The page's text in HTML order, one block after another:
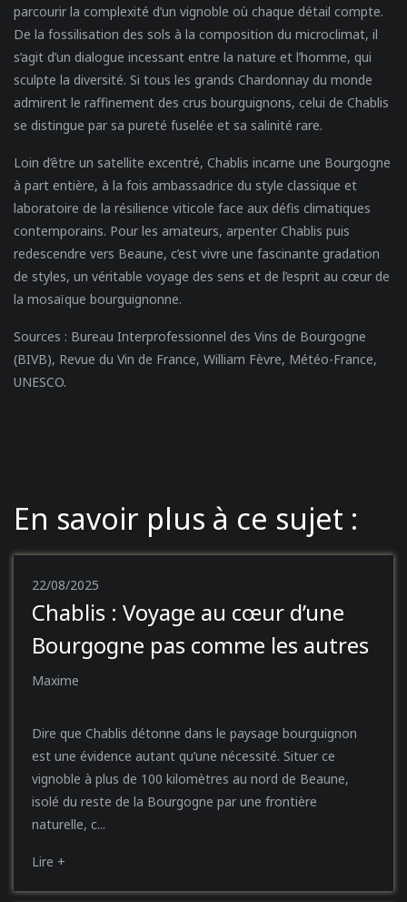
parcourir la complexité d’un vignoble où chaque détail compte.
De la fossilisation des sols à la composition du microclimat, il
s’agit d’un dialogue incessant entre la nature et l’homme, qui
sculpte la diversité. Si tous les grands Chardonnay du monde
admirent le raffinement des crus bourguignons, celui de Chablis
se distingue par sa pureté fuselée et sa salinité rare.
Loin d’être un satellite excentré, Chablis incarne une Bourgogne
à part entière, à la fois ambassadrice du style classique et
laboratoire de la résilience viticole face aux défis climatiques
contemporains. Pour les amateurs, arpenter Chablis puis
redescendre vers Beaune, c’est vivre une fascinante gradation
de styles, un véritable voyage des sens et de l’esprit au cœur de
la mosaïque bourguignonne.
Sources : Bureau Interprofessionnel des Vins de Bourgogne
(BIVB), Revue du Vin de France, William Fèvre, Météo-France,
UNESCO.
En savoir plus à ce sujet :
22/08/2025
Chablis : Voyage au cœur d’une
Bourgogne pas comme les autres
Maxime
Dire que Chablis détonne dans le paysage bourguignon
est une évidence autant qu’une nécessité. Situer ce
vignoble à plus de 100 kilomètres au nord de Beaune,
isolé du reste de la Bourgogne par une frontière
naturelle, c...
Lire +